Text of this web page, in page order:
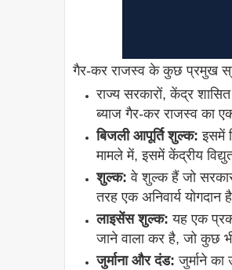
गैर-कर राजस्व के कुछ प्रमुख
राज्य सरकारों, केंद्र
ब्याज गैर-कर राजस्व का
बिजली आपूर्ति शुल्क: इसमें
मामले में, इसमें केंद्रीय
शुल्क: वे शुल्क हैं जो
तरह एक अनिवार्य योगदान
लाइसेंस शुल्क: यह एक
जाने वाला कर है, जो कुछ
जुर्माना और दंड: जुर्माने